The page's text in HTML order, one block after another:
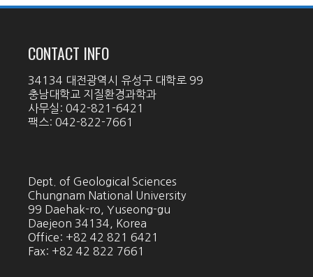
CONTACT INFO
34134 대전광역시 유성구 대학로 99
충남대학교 지질환경과학과
사무실: 042-821-6421
팩스: 042-822-7661
Dept. of Geological Sciences
Chungnam National University
99 Daehak-ro, Yuseong-gu
Daejeon 34134, Korea
Office: +82 42 821 6421
Fax: +82 42 822 7661